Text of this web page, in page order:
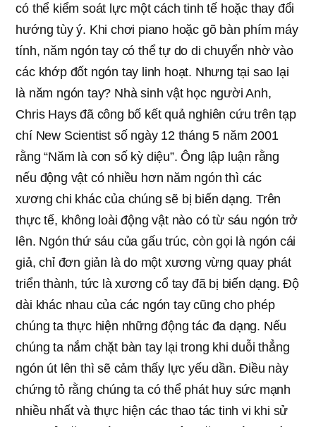
có thể kiểm soát lực một cách tinh tế hoặc thay đổi
hướng tùy ý. Khi chơi piano hoặc gõ bàn phím máy
tính, năm ngón tay có thể tự do di chuyển nhờ vào
các khớp đốt ngón tay linh hoạt. Nhưng tại sao lại
là năm ngón tay? Nhà sinh vật học người Anh,
Chris Hays đã công bố kết quả nghiên cứu trên tạp
chí New Scientist số ngày 12 tháng 5 năm 2001
rằng “Năm là con số kỳ diệu”. Ông lập luận rằng
nếu động vật có nhiều hơn năm ngón thì các
xương chi khác của chúng sẽ bị biến dạng. Trên
thực tế, không loài động vật nào có từ sáu ngón trở
lên. Ngón thứ sáu của gấu trúc, còn gọi là ngón cái
giả, chỉ đơn giản là do một xương vừng quay phát
triển thành, tức là xương cổ tay đã bị biến dạng. Độ
dài khác nhau của các ngón tay cũng cho phép
chúng ta thực hiện những động tác đa dạng. Nếu
chúng ta nắm chặt bàn tay lại trong khi duỗi thẳng
ngón út lên thì sẽ cảm thấy lực yếu dần. Điều này
chứng tỏ rằng chúng ta có thể phát huy sức mạnh
nhiều nhất và thực hiện các thao tác tinh vi khi sử